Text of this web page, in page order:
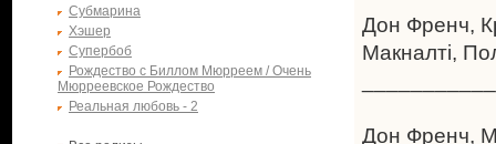
Субмарина
Хэшер
Супербоб
Рождество с Биллом Мюрреем / Очень
Мюрреевское Рождество
Реальная любовь - 2
Дон Френч,
Макналті,
Дон Френч,